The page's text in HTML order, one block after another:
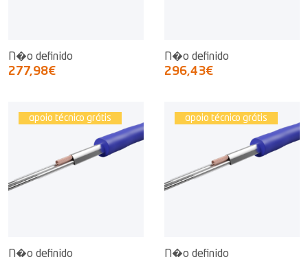
N�o definido
277,98€
N�o definido
296,43€
apoio técnico grátis
N�o definido
apoio técnico grátis
N�o definido